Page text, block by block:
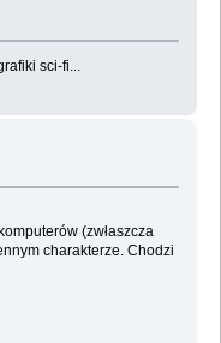
sci-fi...
(zwłaszcza
charakterze. Chodzi